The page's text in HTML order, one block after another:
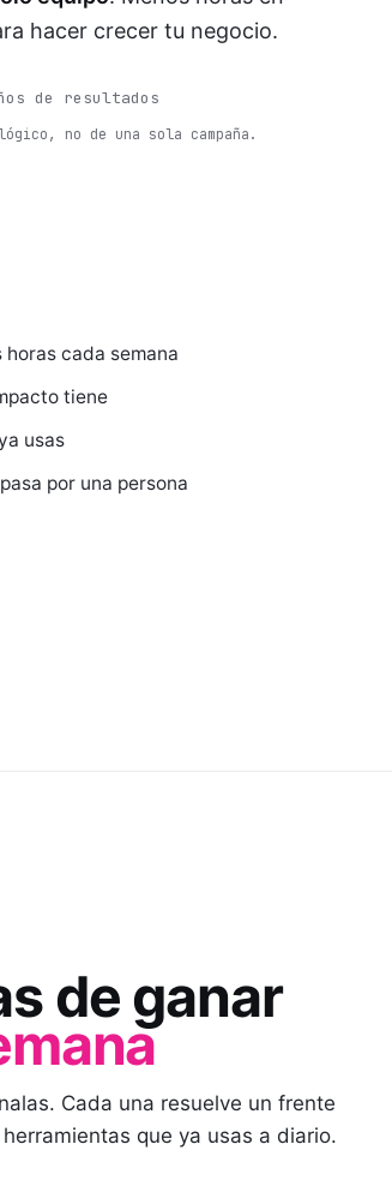
Ver todo el marketing digital
hacer crecer tu negocio.
de resultados
no de una sola campaña.
cada semana
tiene
usas
por una persona
de ganar
Cada una resuelve un frente
que ya usas a diario.